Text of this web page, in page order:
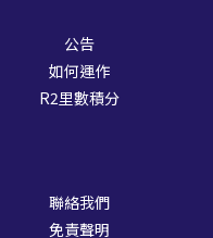
公告
如何運作
R2里數積分
聯絡我們
免責聲明